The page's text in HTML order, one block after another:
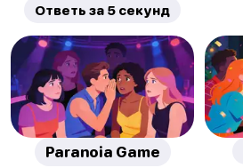
Ответь за 5 секунд
Paranoia Game